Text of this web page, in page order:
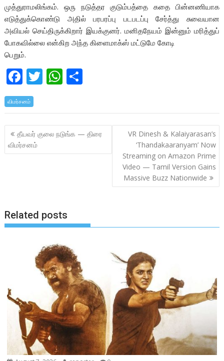
முத்துராமலிங்கம். ஒரு நடுத்தர குடும்பத்தை கதை பின்னணியாக
எடுத்துக்கொண்டு அதில் பரபரப்பு படபடப்பு சேர்த்து சுவையான
அவியல் செய்திருக்கிறார் இயக்குனர். மனிதநேயம் இன்னும் மரித்துப்
போகவில்லை என்கிற அந்த கிளைமாக்ஸ் மட்டுமே கோடி
பெறும்.
F
ac
e
b
o
o
T
itt
er
W
at
s
A
p
ar
e
விமர்சனம்
Post
navigation
தீயவர் குலை நடுங்க — திரை
விமர்சனம்
VR Dinesh & Kalaiyarasan’s
‘Thandakaaranyam’ Now
Streaming on Amazon Prime
Video — Tamil Version Gains
Massive Buzz Nationwide
Related posts